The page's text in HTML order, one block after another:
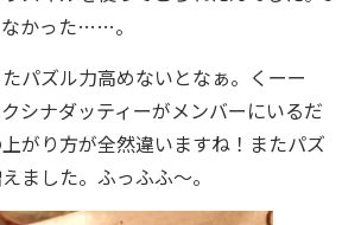
かった……。
パズル力高めないとなぁ。くーー
シナダッティーがメンバーにいるだ
がり方が全然違いますね！またパズ
ました。ふっふふ〜。